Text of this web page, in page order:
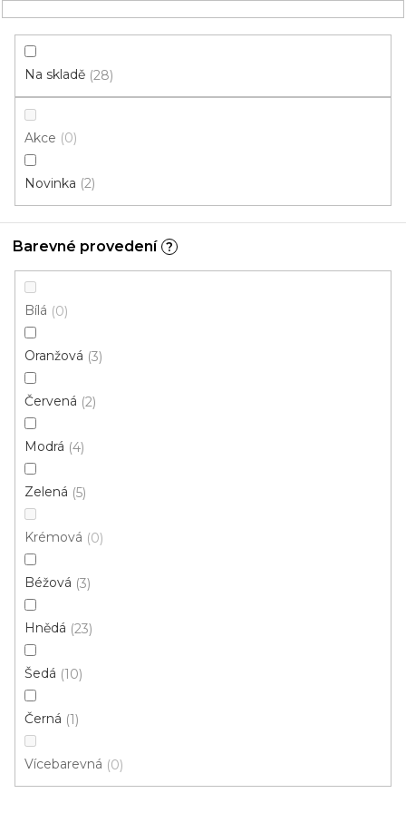
obsah
HLEDAT
NÁKUPNÍ
běhouny
Gel
Řadit podle:
ZAVŘÍT FILTR
Na skladě 28
Akce 0
Novinka 2
Barevné provedení ?
Bílá 0
Oranžová 3
Červená 2
Modrá 4
Zelená 5
Krémová 0
Béžová 3
Hnědá 23
Šedá 10
Černá 1
Vícebarevná 0
Novinka